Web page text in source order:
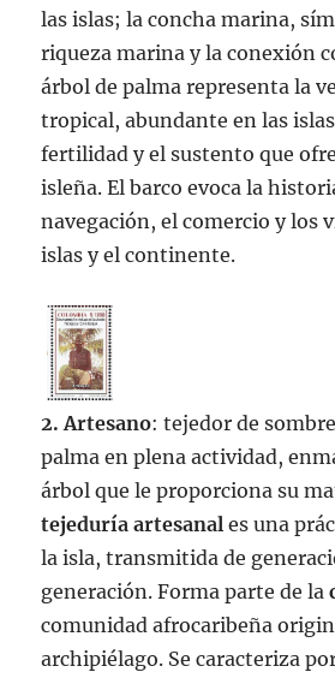
las islas; la concha marina,
riqueza marina y la conexión
árbol de palma representa la
tropical, abundante en las
fertilidad y el sustento que
isleña. El barco evoca la
navegación, el comercio y los
islas y el continente.
2. Artesano: tejedor de
palma en plena actividad,
árbol que le proporciona su
tejeduría artesanal es una
la isla, transmitida de
generación. Forma parte de la
comunidad afrocaribeña
archipiélago. Se caracteriza